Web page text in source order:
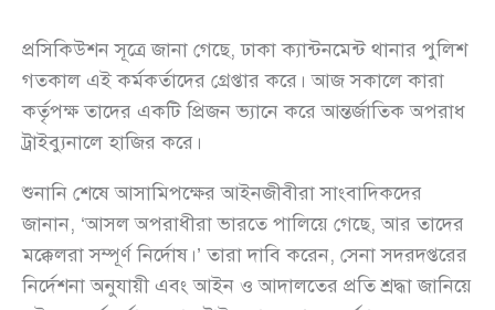
প্রসিকিউশন সূত্রে জানা গেছে, ঢাকা ক্যান্টনমেন্ট থানার পুলিশ
গতকাল এই কর্মকর্তাদের গ্রেপ্তার করে। আজ সকালে কারা
কর্তৃপক্ষ তাদের একটি প্রিজন ভ্যানে করে আন্তর্জাতিক অপরাধ
ট্রাইব্যুনালে হাজির করে।
শুনানি শেষে আসামিপক্ষের আইনজীবীরা সাংবাদিকদের
জানান, ‘আসল অপরাধীরা ভারতে পালিয়ে গেছে, আর তাদের
মক্কেলরা সম্পূর্ণ নির্দোষ।’ তারা দাবি করেন, সেনা সদরদপ্তরের
নির্দেশনা অনুযায়ী এবং আইন ও আদালতের প্রতি শ্রদ্ধা জানিয়ে